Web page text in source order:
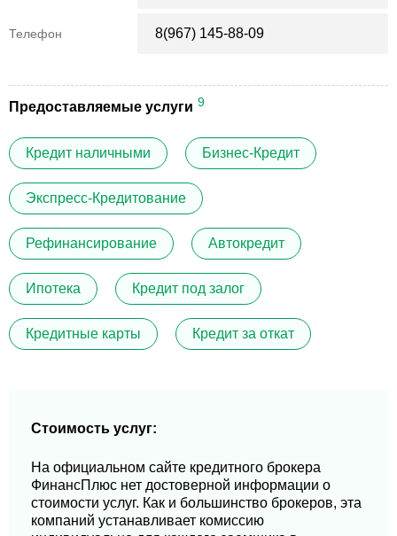
Телефон 8(967) 145-88-09
Предоставляемые услуги 9
Кредит наличными Бизнес-Кредит
Экспресс-Кредитование
Рефинансирование Автокредит
Ипотека Кредит под залог
Кредитные карты Кредит за откат
Стоимость услуг:
На официальном сайте кредитного брокера
ФинансПлюс нет достоверной информации о
стоимости услуг. Как и большинство брокеров, эта
компаний устанавливает комиссию